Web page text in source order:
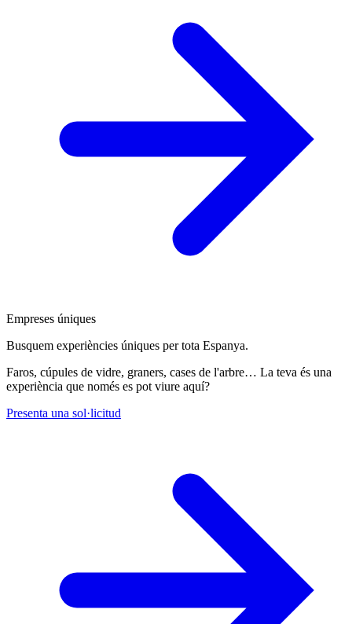
Empreses úniques
Busquem experiències úniques per tota Espanya.
Faros, cúpules de vidre, graners, cases de l'arbre… La teva és una
experiència que només es pot viure aquí?
Presenta una sol·licitud